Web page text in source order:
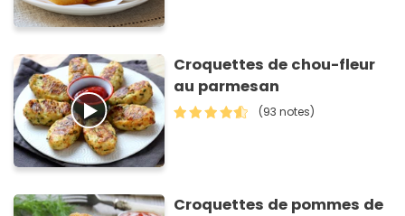
Croquettes de chou-fleur
au parmesan
(93 notes)
Croquettes de pommes de